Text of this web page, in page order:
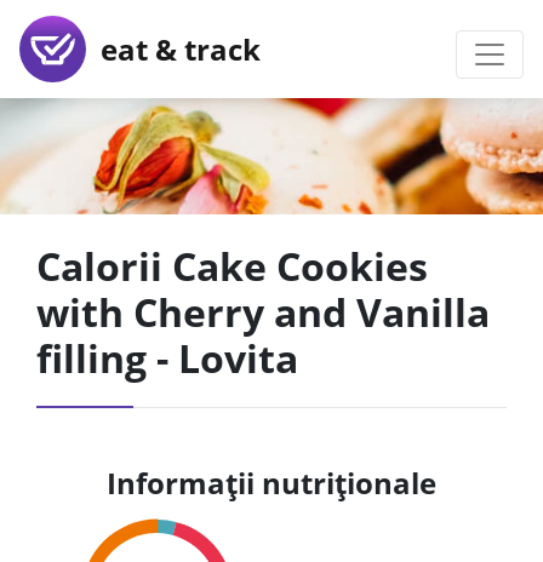
eat & track
Calorii Cake Cookies
with Cherry and Vanilla
filling - Lovita
Informații nutriționale